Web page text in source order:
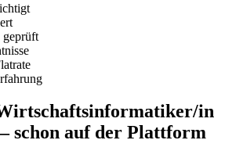
geprüft
in
schon auf der Plattform